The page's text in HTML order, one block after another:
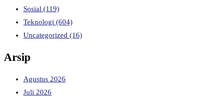
Sosial (119)
Teknologi (604)
Uncategorized (16)
Arsip
Agustus 2026
Juli 2026